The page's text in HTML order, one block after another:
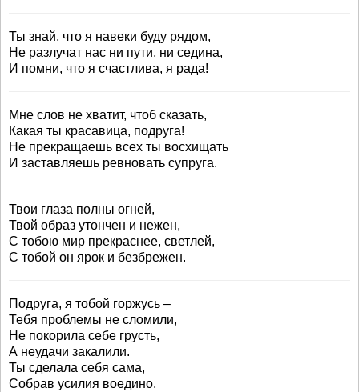
Ты знай, что я навеки буду рядом,
Не разлучат нас ни пути, ни седина,
И помни, что я счастлива, я рада!
Мне слов не хватит, чтоб сказать,
Какая ты красавица, подруга!
Не прекращаешь всех ты восхищать
И заставляешь ревновать супруга.
Твои глаза полны огней,
Твой образ утончен и нежен,
С тобою мир прекраснее, светлей,
С тобой он ярок и безбрежен.
Подруга, я тобой горжусь –
Тебя проблемы не сломили,
Не покорила себе грусть,
А неудачи закалили.
Ты сделала себя сама,
Собрав усилия воедино.